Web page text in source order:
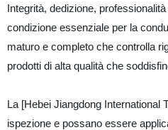
Integrità, dedizione,
condizione essenziale per la
maturo e completo che controlla
prodotti di alta qualità che
La [Hebei Jiangdong International
ispezione e possano essere